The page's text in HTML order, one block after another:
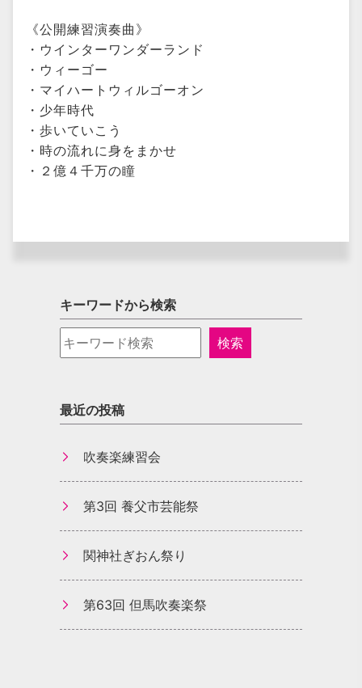
《公開練習演奏曲》
・ウインターワンダーランド
・ウィーゴー
・マイハートウィルゴーオン
・少年時代
・歩いていこう
・時の流れに身をまかせ
・２億４千万の瞳
キーワードから検索
最近の投稿
吹奏楽練習会
第3回 養父市芸能祭
関神社ぎおん祭り
第63回 但馬吹奏楽祭